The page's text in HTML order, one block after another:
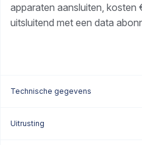
apparaten aansluiten, kosten
uitsluitend met een data
Technische gegevens
Uitrusting